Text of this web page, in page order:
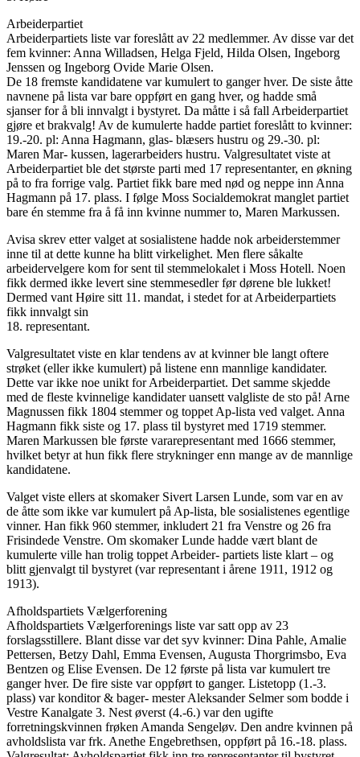
Arbeiderpartiet
Arbeiderpartiets liste var foreslått av 22 medlemmer. Av disse var det
fem kvinner: Anna Willadsen, Helga Fjeld, Hilda Olsen, Ingeborg
Jenssen og Ingeborg Ovide Marie Olsen.
De 18 fremste kandidatene var kumulert to ganger hver. De siste åtte
navnene på lista var bare oppført en gang hver, og hadde små
sjanser for å bli innvalgt i bystyret. Da måtte i så fall Arbeiderpartiet
gjøre et brakvalg! Av de kumulerte hadde partiet foreslått to kvinner:
19.-20. pl: Anna Hagmann, glas- blæsers hustru og 29.-30. pl:
Maren Mar- kussen, lagerarbeiders hustru. Valgresultatet viste at
Arbeiderpartiet ble det største parti med 17 representanter, en økning
på to fra forrige valg. Partiet fikk bare med nød og neppe inn Anna
Hagmann på 17. plass. I følge Moss Socialdemokrat manglet partiet
bare én stemme fra å få inn kvinne nummer to, Maren Markussen.
Avisa skrev etter valget at sosialistene hadde nok arbeiderstemmer
inne til at dette kunne ha blitt virkelighet. Men flere såkalte
arbeidervelgere kom for sent til stemmelokalet i Moss Hotell. Noen
fikk dermed ikke levert sine stemmesedler før dørene ble lukket!
Dermed vant Høire sitt 11. mandat, i stedet for at Arbeiderpartiets
fikk innvalgt sin
18. representant.
Valgresultatet viste en klar tendens av at kvinner ble langt oftere
strøket (eller ikke kumulert) på listene enn mannlige kandidater.
Dette var ikke noe unikt for Arbeiderpartiet. Det samme skjedde
med de fleste kvinnelige kandidater uansett valgliste de sto på! Arne
Magnussen fikk 1804 stemmer og toppet Ap-lista ved valget. Anna
Hagmann fikk siste og 17. plass til bystyret med 1719 stemmer.
Maren Markussen ble første vararepresentant med 1666 stemmer,
hvilket betyr at hun fikk flere strykninger enn mange av de mannlige
kandidatene.
Valget viste ellers at skomaker Sivert Larsen Lunde, som var en av
de åtte som ikke var kumulert på Ap-lista, ble sosialistenes egentlige
vinner. Han fikk 960 stemmer, inkludert 21 fra Venstre og 26 fra
Frisindede Venstre. Om skomaker Lunde hadde vært blant de
kumulerte ville han trolig toppet Arbeider- partiets liste klart – og
blitt gjenvalgt til bystyret (var representant i årene 1911, 1912 og
1913).
Afholdspartiets Vælgerforening
Afholdspartiets Vælgerforenings liste var satt opp av 23
forslagsstillere. Blant disse var det syv kvinner: Dina Pahle, Amalie
Pettersen, Betzy Dahl, Emma Evensen, Augusta Thorgrimsbo, Eva
Bentzen og Elise Evensen. De 12 første på lista var kumulert tre
ganger hver. De fire siste var oppført to ganger. Listetopp (1.-3.
plass) var konditor & bager- mester Aleksander Selmer som bodde i
Vestre Kanalgate 3. Nest øverst (4.-6.) var den ugifte
forretningskvinnen frøken Amanda Sengeløv. Den andre kvinnen på
avholdslista var frk. Anethe Engebrethsen, oppført på 16.-18. plass.